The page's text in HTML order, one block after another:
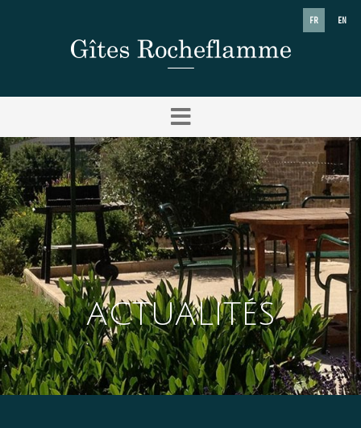
FR EN
ACTUALITÉS